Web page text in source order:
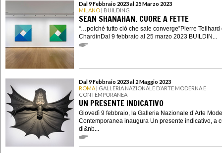
Dal 9 Febbraio 2023 al 25 Marzo 2023
MILANO | BUILDING
SEAN SHANAHAN. CUORE A FETTE
“…poiché tutto ciò che sale converge”Pierre Teilhard
ChardinDal 9 febbraio al 25 marzo 2023 BUILDIN...
Dal 9 Febbraio 2023 al 2 Maggio 2023
ROMA | GALLERIA NAZIONALE D’ARTE MODERNA E
CONTEMPORANEA
UN PRESENTE INDICATIVO
Giovedì 9 febbraio, la Galleria Nazionale d’Arte
Contemporanea inaugura Un presente indicativo, a
di&nb...